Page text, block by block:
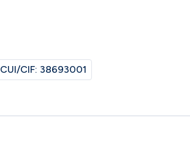
CUI/CIF: 38693001